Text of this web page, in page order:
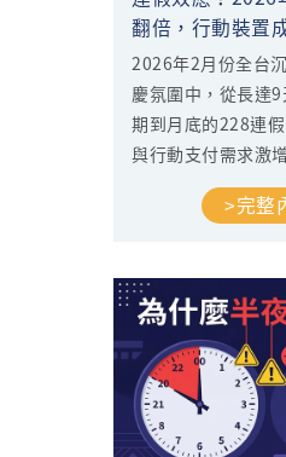
翻倍，行動裝置
口
2026年2月份全台
慶氛圍中，從長達
期到月底的228連
與行動支付需求激
守門員」監測發現
活動出現劇烈波動
時進行攻擊，特別
的釣魚攻擊呈現爆
本月的數據分析，
最新的攻擊熱點與
萬物聯網的時代守
>完整